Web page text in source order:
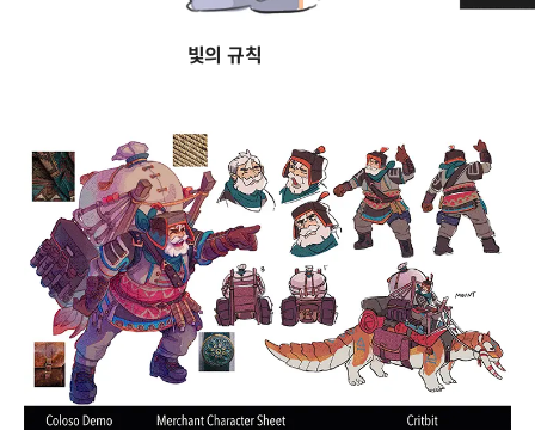
빛의 규칙